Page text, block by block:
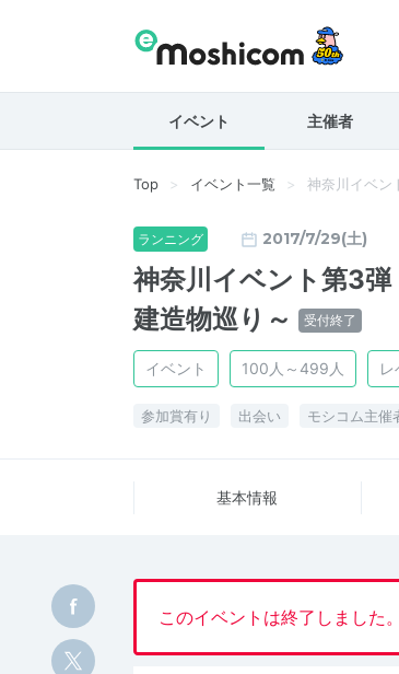
イベント 主催者
Top イベント一覧 神奈川イベン
ランニング 2017/7/29(土)
神奈川イベント第3
建造物巡り～
受付終了
イベント 100人～499人
参加賞有り 出会い モシコム主催
基本情報
このイベントは終了しました。